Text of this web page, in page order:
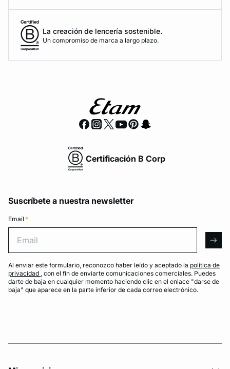
La creación de lencería sostenible.
Un compromiso de marca a largo plazo.
Certificación B Corp
Suscríbete a nuestra newsletter
Email *
Al enviar este formulario, reconozco haber leído y aceptado la política de
privacidad , con el fin de enviarte comunicaciones comerciales. Puedes
darte de baja en cualquier momento haciendo clic en el enlace "darse de
baja" que aparece en la parte inferior de cada correo electrónico.